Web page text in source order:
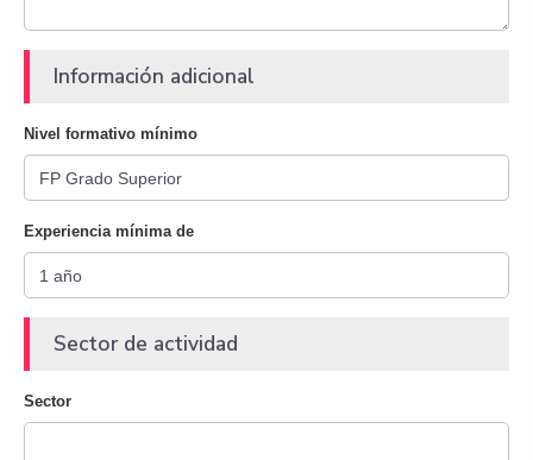
Información adicional
Nivel formativo mínimo
Experiencia mínima de
Sector de actividad
Sector